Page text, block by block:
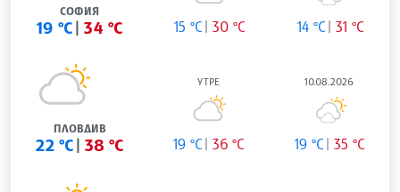
СОФИЯ
19 °C 34 °C 15 °C 30 °C 14 °C 31 °C
ПЛОВДИВ
22 °C 38 °C
УТРЕ
19 °C 36 °C
10.08.2026
19 °C 35 °C